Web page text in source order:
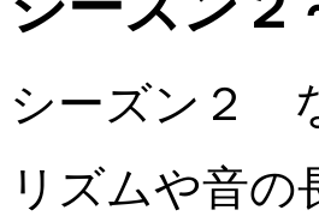
シーズン２
リズムや音